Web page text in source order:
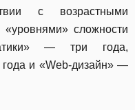
с возрастными
сложности
— три года,
и «Web-дизайн» —